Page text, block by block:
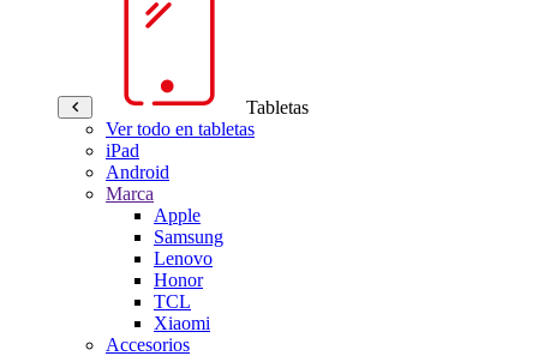
Tabletas
Ver todo en tabletas
iPad
Android
Marca
Apple
Samsung
Lenovo
Honor
TCL
Xiaomi
Accesorios